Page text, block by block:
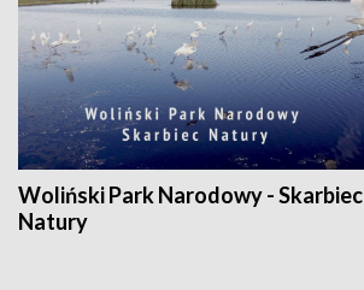
Woliński Park Narodowy - Skarbiec
Natury